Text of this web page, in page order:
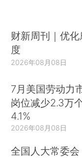
财新周刊｜优
度
2026年08月08日
7月美国劳动力
岗位减少2.3万
4.1%
2026年08月08日
全国人大常委